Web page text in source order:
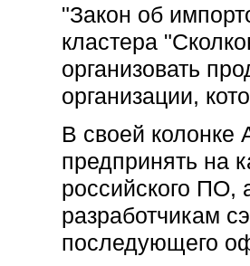
"Закон об
кластера
организовать
организации,
В своей колонке
предпринять на
российского ПО,
разработчикам
последующего